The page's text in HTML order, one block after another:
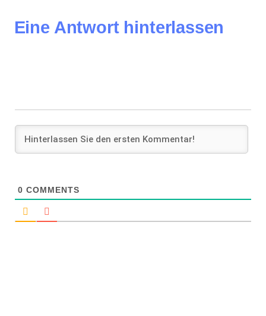
Eine Antwort hinterlassen
0 COMMENTS